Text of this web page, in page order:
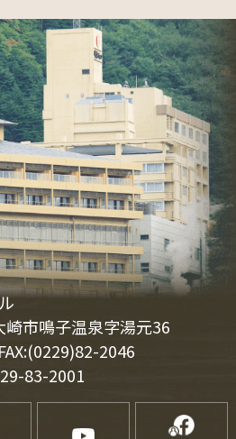
市鳴子温泉字湯元36
2046
83-2001